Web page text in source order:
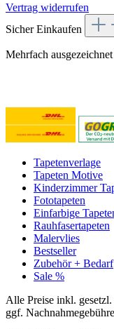
Vertrag widerrufen
Sicher Einkaufen
Mehrfach
Tapetenverlage
Tapeten Motive
Kinderzimmer
Fototapeten
Einfarbige
Rauhfasertapeten
Malervlies
Bestseller
Zubehör + Bedarf
Sale %
Alle Preise inkl.
ggf.